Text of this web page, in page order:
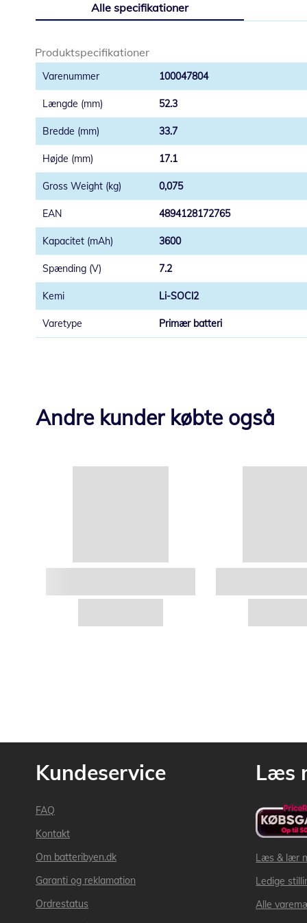
af
Alle specifikationer
Produktspecifikationer
100047804
52.3
33.7
17.1
0,075
4894128172765
3600
7.2
Li-SOCl2
Primær batteri
Andre kunder købte også
Kundeservice
FAQ
Kontakt
Om batteribyen.dk
Garanti og reklamation
Ordrestatus
Læs
Læs & lær
Ledige
Alle